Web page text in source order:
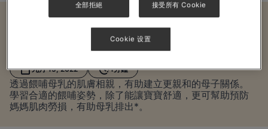
九月 15, 2022 1分鐘
透過餵哺母乳的肌膚相親，有助建立更親和的母子關係。
學習合適的餵哺姿勢，除了能讓寶寶舒適，更可幫助預防
媽媽肌肉勞損，有助母乳排出*。
全部拒絕 接受所有 Cookie
Cookie 设置